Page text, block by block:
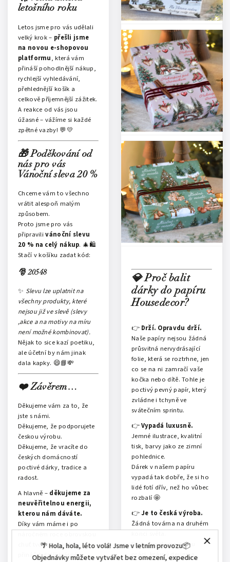
🌴 Hola, hola, léto volá! Jsme v letním provozu📦
Objednávky můžete vytvářet bez omezení, expedice
letošního roku
Letos jsme pro vás udělali
velký krok – přešli jsme
na novou e-shopovou
platformu, která vám
přináší pohodlnější nákup,
rychlejší vyhledávání,
přehlednější košík a
celkově příjemnější zážitek.
A reakce od vás jsou
úžasné – vážíme si každé
zpětné vazby! 💬💛
🎁 Poděkování od
nás pro vás –
Vánoční sleva 20 %
Chceme vám to všechno
vrátit alespoň malým
způsobem.
Proto jsme pro vás
připravilivánoční slevu
20 % na celý nákup. 🎄🛍️
Stačí v košíku zadat kód:
🎅20548
✨ Slevu lze uplatnit na
všechny produkty, které
nejsou již ve slevě (slevy
,akce a na motivy na míru
není možné kombinovat).
Nějak to sice kazí poetiku,
ale účetní by nám jinak
dala kapky. 😄📘💸
❤️ Závěrem…
Děkujeme vám za to, že
jste s námi.
Děkujeme, že podporujete
českou výrobu.
Děkujeme, že vracíte do
českých domácností
poctivé dárky, tradice a
radost.
A hlavně – děkujeme za
neuvěřitelnou energii,
kterou nám dáváte.
Díky vám máme i po
chuť tvořit, makat a
přinášet další krásné
💎 Proč balit
dárky do papíru
Housedecor?
👉 Drží. Opravdu drží.
Naše papíry nejsou žádná
průsvitná nervydrásající
folie, která se roztrhne, jen
co se na ni zamračí vaše
kočka nebo dítě. Tohle je
poctivý pevný papír, který
zvládne i tchyně ve
svátečním sprintu.
👉Vypadá luxusně.
Jemné ilustrace, kvalitní
tisk, barvy jako ze zimní
pohlednice.
Dárek v našem papíru
vypadá tak dobře, že si ho
lidé fotí dřív, než ho vůbec
rozbalí 🤩
👉Je to česká výroba.
Žádná továrna na druhém
Podporujete poctivou
práci, krásný design a